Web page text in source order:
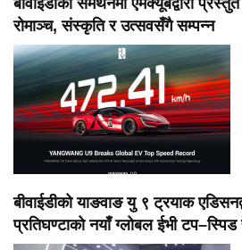
बीवाईडीको समर्थनमा एमक्यूबद्वारा
रोमाञ्च, संस्कृति र उत्सवसँगै सम्पन्न
बीवाईडीको याङवाङ यु ९ ट्रयाक
प्रतिघण्टाको नयाँ ग्लोबल ईभी